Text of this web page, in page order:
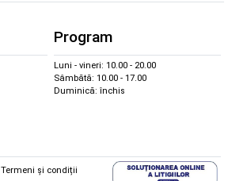
Program
Luni - vineri: 10.00 - 20.00
Sâmbătă: 10.00 - 17.00
Duminică: închis
Termeni și condiții